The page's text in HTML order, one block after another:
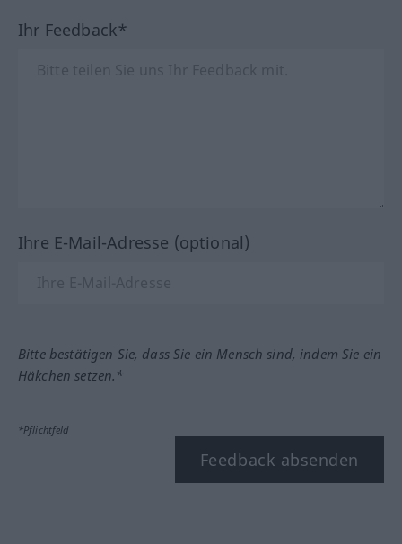
Ihr Feedback*
Ihre E-Mail-Adresse (optional)
Bitte bestätigen Sie, dass Sie ein Mensch sind, indem Sie ein
Häkchen setzen.*
*Pflichtfeld
Feedback absenden